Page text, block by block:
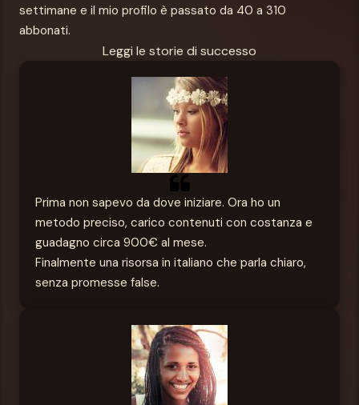
settimane e il mio profilo è passato da 40 a 310
abbonati.
Leggi le storie di successo
Prima non sapevo da dove iniziare. Ora ho un
metodo preciso, carico contenuti con costanza e
guadagno circa 900€ al mese.
Finalmente una risorsa in italiano che parla chiaro,
senza promesse false.